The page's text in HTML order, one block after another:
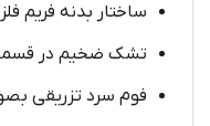
ساختار بدنه فریم
تشک ضخیم در
فوم سرد تزریقی